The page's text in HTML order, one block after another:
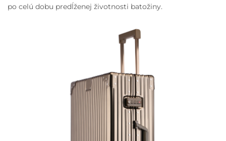
po celú dobu predĺženej životnosti batožiny.